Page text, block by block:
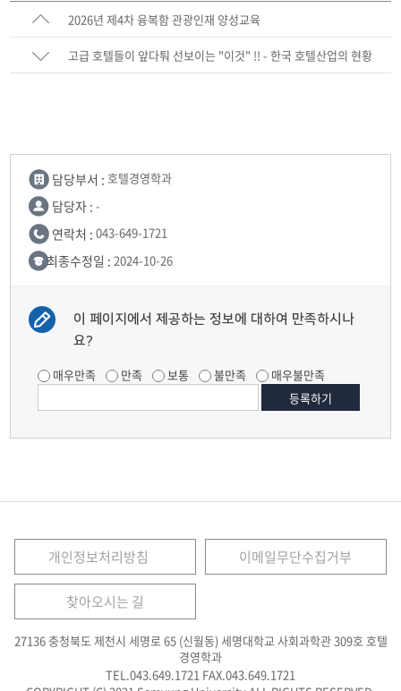
2026년 제4차 융복함 관광인재 양성교육
고급 호텔들이 앞다퉈 선보이는 "이것" !! - 한국 호텔산업의 현황
담당부서 : 호텔경영학과
담당자 : -
연락처 : 043-649-1721
최종수정일 : 2024-10-26
이 페이지에서 제공하는 정보에 대하여 만족하시나
요?
매우만족 만족 보통 불만족 매우불만족
개인정보처리방침 이메일무단수집거부
찾아오시는 길
27136 충청북도 제천시 세명로 65 (신월동) 세명대학교 사회과학관 309호 호텔
경영학과
TEL.043.649.1721 FAX.043.649.1721